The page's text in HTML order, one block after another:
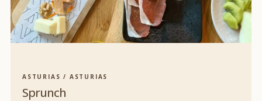
ASTURIAS / ASTURIAS
Sprunch